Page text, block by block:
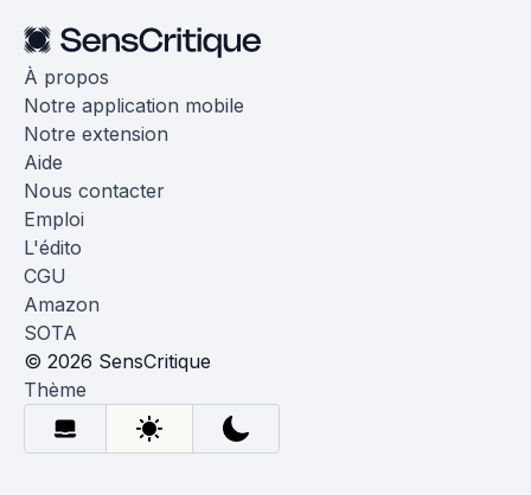
À propos
Notre application mobile
Notre extension
Aide
Nous contacter
Emploi
L'édito
CGU
Amazon
SOTA
© 2026 SensCritique
Thème